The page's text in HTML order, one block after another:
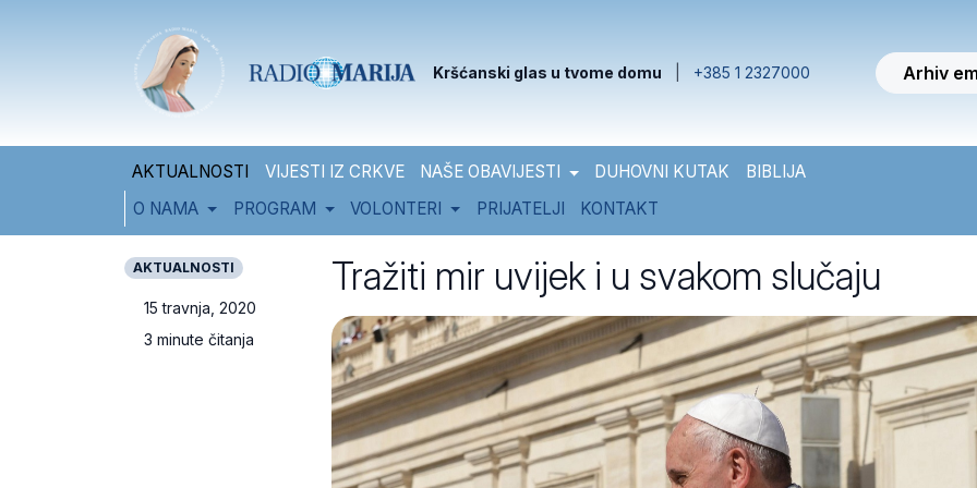
Kršćanski glas u tvome domu +385 1 2327000 Arhiv
AKTUALNOSTI VIJESTI IZ CRKVE NAŠE OBAVIJESTI DUHOVNI KUTAK
BIBLIJA
O NAMA
PROGRAM VOLONTERI PRIJATELJI KONTAKT
AKTUALNOSTI
15 travnja, 2020
3 minute čitanja
Tražiti mir uvijek i u svakom slučaju